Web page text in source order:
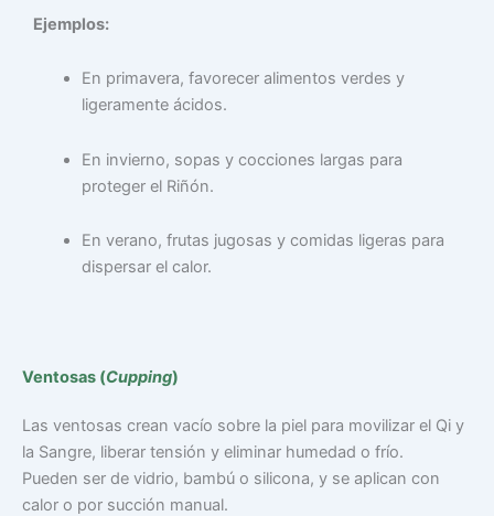
Ejemplos:
En primavera, favorecer alimentos verdes y
ligeramente ácidos.
En invierno, sopas y cocciones largas para
proteger el Riñón.
En verano, frutas jugosas y comidas ligeras para
dispersar el calor.
Ventosas (Cupping)
Las ventosas crean vacío sobre la piel para movilizar el Qi y
la Sangre, liberar tensión y eliminar humedad o frío.
Pueden ser de vidrio, bambú o silicona, y se aplican con
calor o por succión manual.